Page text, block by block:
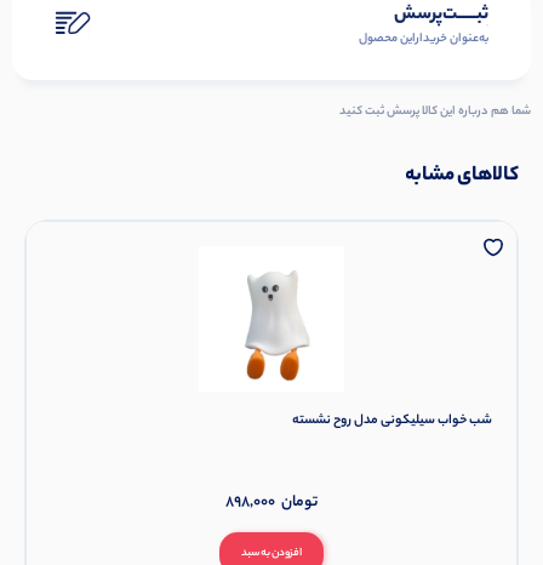
ثبـــــت‌پرسش
به‌عنوان ‌خریدار‌این‌ محصول
شما هم درباره این کالا پرسش ثبت کنید
کالاهای مشابه
شب خواب سیلیکونی مدل روح نشسته
افزودن به سبد
898,000 تومان